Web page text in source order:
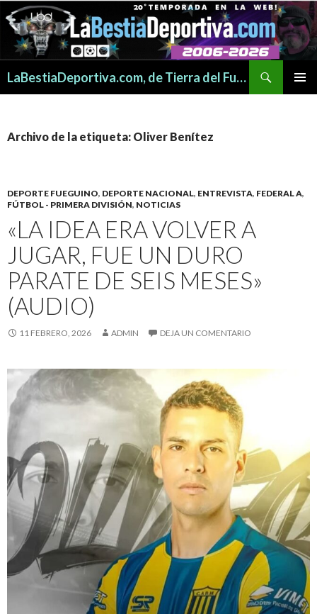
LaBestiaDeportiva.com, de Tierra del Fuego para todo el mundo
Archivo de la etiqueta: Oliver Benítez
DEPORTE FUEGUINO, DEPORTE NACIONAL, ENTREVISTA, FEDERAL A,
FÚTBOL - PRIMERA DIVISIÓN, NOTICIAS
«LA IDEA ERA VOLVER A
JUGAR, FUE UN DURO
PARATE DE SEIS MESES»
(AUDIO)
11 FEBRERO, 2026 ADMIN DEJA UN COMENTARIO